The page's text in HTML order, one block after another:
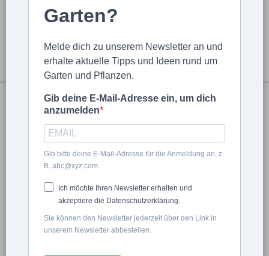
Grünkraut von der
Fensterbank
GARTENTIPPS
Garten?
Melde dich zu unserem Newsletter an und
erhalte aktuelle Tipps und Ideen rund um
Garten und Pflanzen.
Gib deine E-Mail-Adresse ein, um dich
anzumelden
Gib bitte deine E-Mail-Adresse für die Anmeldung an, z.
B. abc@xyz.com.
Ich möchte Ihren Newsletter erhalten und
akzeptiere die Datenschutzerklärung.
Sie können den Newsletter jederzeit über den Link in
unserem Newsletter abbestellen.